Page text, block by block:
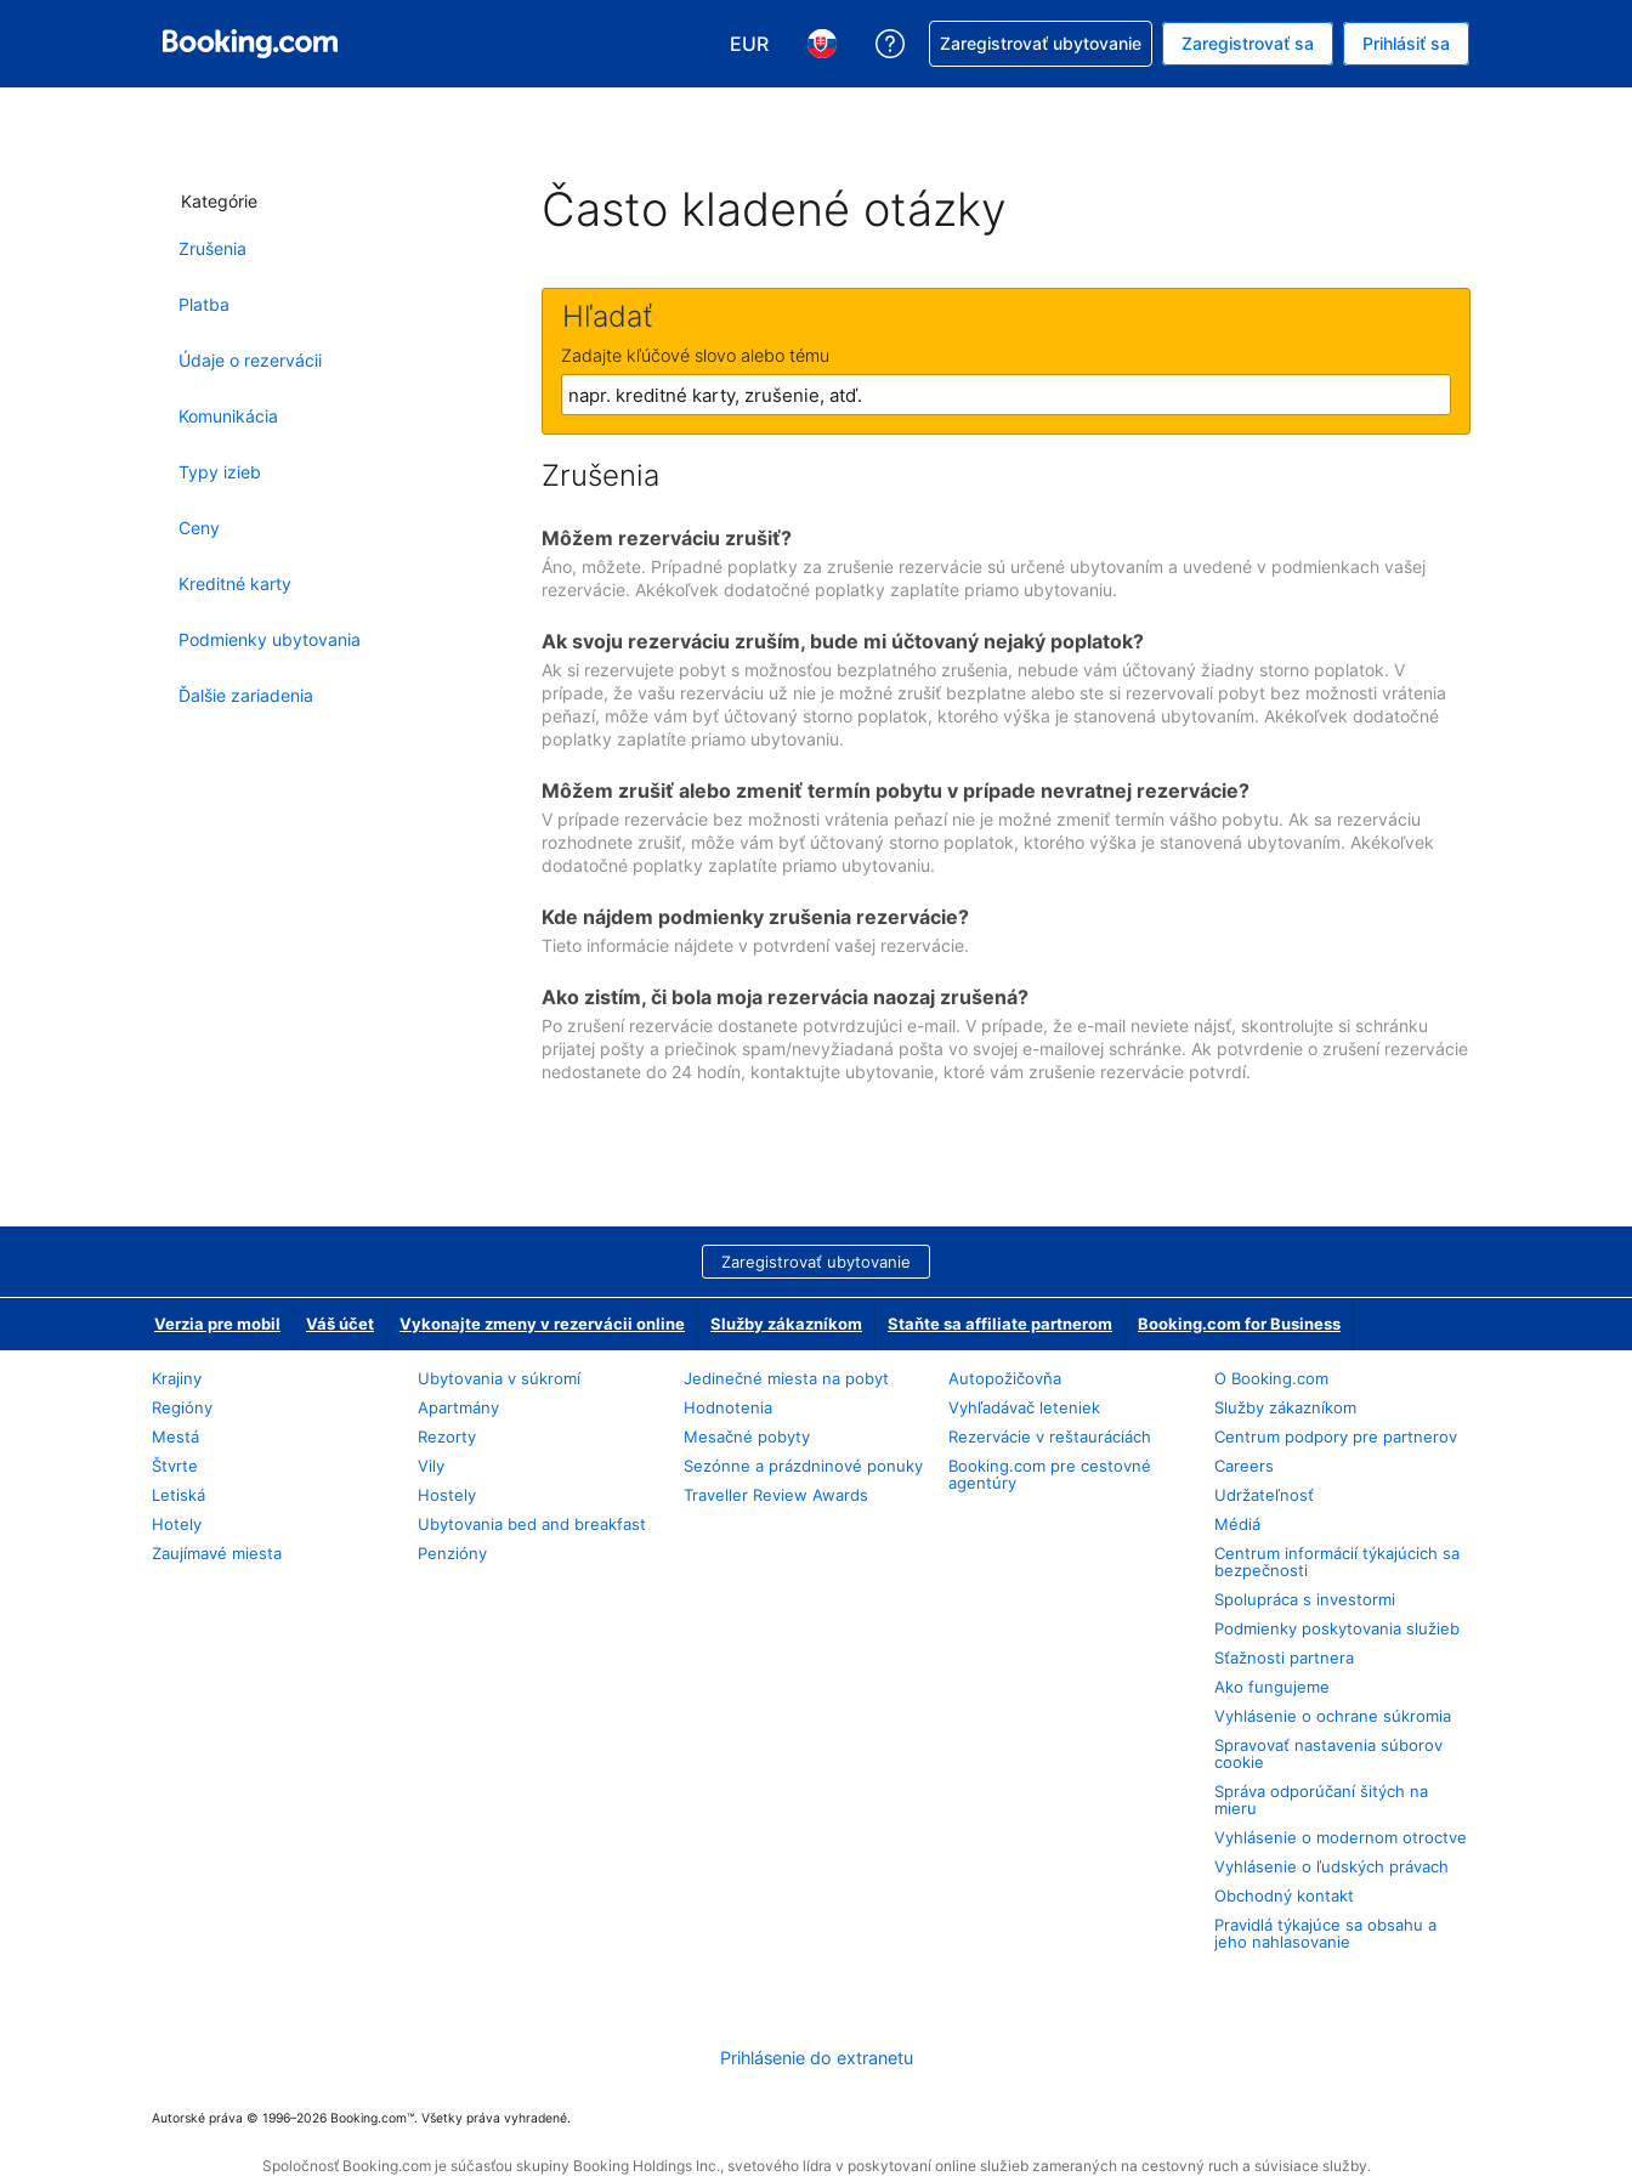
EUR
Vybrať menu. Momentálne máte zvolenú menu EUR
Vybrať jazyk. Momentálne máte zvolený jazyk V slovenčine
Získajte pomoc s rezerváciou
Zaregistrovať ubytovanie Zaregistrovať sa Prihlásiť sa
Kategórie
Zrušenia
Platba
Údaje o rezervácii
Komunikácia
Typy izieb
Ceny
Kreditné karty
Podmienky ubytovania
Ďalšie zariadenia
Často kladené otázky
Hľadať
Zadajte kľúčové slovo alebo tému
Zrušenia
Môžem rezerváciu zrušiť?
Áno, môžete. Prípadné poplatky za zrušenie rezervácie sú určené ubytovaním a uvedené v podmienkach vašej
rezervácie. Akékoľvek dodatočné poplatky zaplatíte priamo ubytovaniu.
Ak svoju rezerváciu zruším, bude mi účtovaný nejaký poplatok?
Ak si rezervujete pobyt s možnosťou bezplatného zrušenia, nebude vám účtovaný žiadny storno poplatok. V
prípade, že vašu rezerváciu už nie je možné zrušiť bezplatne alebo ste si rezervovali pobyt bez možnosti vrátenia
peňazí, môže vám byť účtovaný storno poplatok, ktorého výška je stanovená ubytovaním. Akékoľvek dodatočné
poplatky zaplatíte priamo ubytovaniu.
Môžem zrušiť alebo zmeniť termín pobytu v prípade nevratnej rezervácie?
V prípade rezervácie bez možnosti vrátenia peňazí nie je možné zmeniť termín vášho pobytu. Ak sa rezerváciu
rozhodnete zrušiť, môže vám byť účtovaný storno poplatok, ktorého výška je stanovená ubytovaním. Akékoľvek
dodatočné poplatky zaplatíte priamo ubytovaniu.
Kde nájdem podmienky zrušenia rezervácie?
Tieto informácie nájdete v potvrdení vašej rezervácie.
Ako zistím, či bola moja rezervácia naozaj zrušená?
Po zrušení rezervácie dostanete potvrdzujúci e-mail. V prípade, že e-mail neviete nájsť, skontrolujte si schránku
prijatej pošty a priečinok spam/nevyžiadaná pošta vo svojej e-mailovej schránke. Ak potvrdenie o zrušení rezervácie
nedostanete do 24 hodín, kontaktujte ubytovanie, ktoré vám zrušenie rezervácie potvrdí.
Zaregistrovať ubytovanie
Verzia pre mobil Váš účet Vykonajte zmeny v rezervácii online Služby zákazníkom Staňte sa affiliate partnerom Booking.com for Business
Krajiny
Regióny
Mestá
Štvrte
Letiská
Hotely
Zaujímavé miesta
Ubytovania v súkromí
Apartmány
Rezorty
Vily
Hostely
Ubytovania bed and breakfast
Penzióny
Jedinečné miesta na pobyt
Hodnotenia
Mesačné pobyty
Sezónne a prázdninové ponuky
Traveller Review Awards
Autopožičovňa
Vyhľadávač leteniek
Rezervácie v reštauráciách
Booking.com pre cestovné
agentúry
O Booking.com
Služby zákazníkom
Centrum podpory pre partnerov
Careers
Udržateľnosť
Médiá
Centrum informácií týkajúcich sa
bezpečnosti
Spolupráca s investormi
Podmienky poskytovania služieb
Sťažnosti partnera
Ako fungujeme
Vyhlásenie o ochrane súkromia
Spravovať nastavenia súborov
cookie
Správa odporúčaní šitých na
mieru
Vyhlásenie o modernom otroctve
Vyhlásenie o ľudských právach
Obchodný kontakt
Pravidlá týkajúce sa obsahu a
jeho nahlasovanie
Prihlásenie do extranetu
Autorské práva © 1996–2026 Booking.com™. Všetky práva vyhradené.
Spoločnosť Booking.com je súčasťou skupiny Booking Holdings Inc., svetového lídra v poskytovaní online služieb zameraných na cestovný ruch a súvisiace služby.